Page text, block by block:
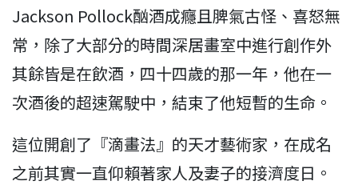
Jackson Pollock酗酒成癮且脾氣古怪、喜怒無
常，除了大部分的時間深居畫室中進行創作外
其餘皆是在飲酒，四十四歲的那一年，他在一
次酒後的超速駕駛中，結束了他短暫的生命。
這位開創了『滴畫法』的天才藝術家，在成名
之前其實一直仰賴著家人及妻子的接濟度日。